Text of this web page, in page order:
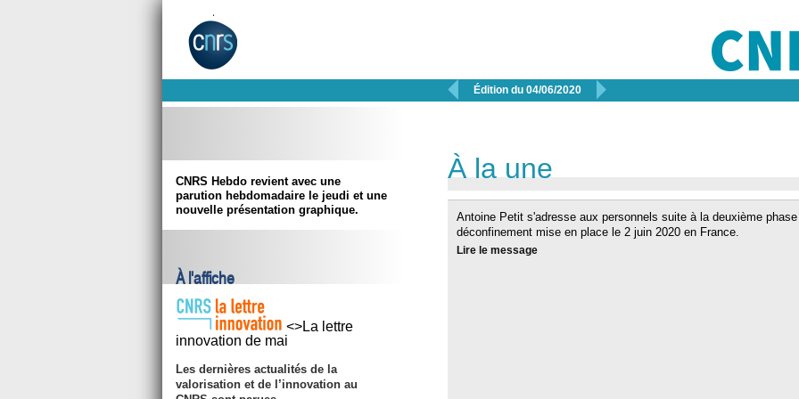
 Édition du 04/06/2020 
CNRS Hebdo revient avec une
parution hebdomadaire le jeudi et une
nouvelle présentation graphique.
À l'affiche
<>La lettre
innovation de mai
Les dernières actualités de la
valorisation et de l’innovation au
À la une
Antoine Petit s'adresse aux personnels suite à la deuxième
déconfinement mise en place le 2 juin 2020 en France.
Lire le message